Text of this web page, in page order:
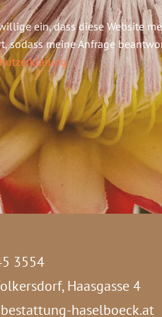
ein, dass diese Website
sodass meine Anfrage
3554
Haasgasse 4
haselboeck.at